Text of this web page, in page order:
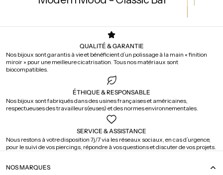
QUALITÉ & GARANTIE
Nos bijoux sont garantis à vie et bénéficient d’un polissage à la main « finition
miroir » pour une meilleure cicatrisation. Tous nos matériaux sont
biocompatibles.
ÉTHIQUE & RESPONSABLE
Nos bijoux sont fabriqués dans des usines françaises et américaines,
respectueuses des travailleurs(euses) et des normes environnementales.
SERVICE & ASSISTANCE
Nous restons à votre disposition 7j/7 via les réseaux sociaux, en cas d’urgence,
pour le suivi de vos piercings, répondre à vos questions et discuter de vos projets.
NOS MARQUES